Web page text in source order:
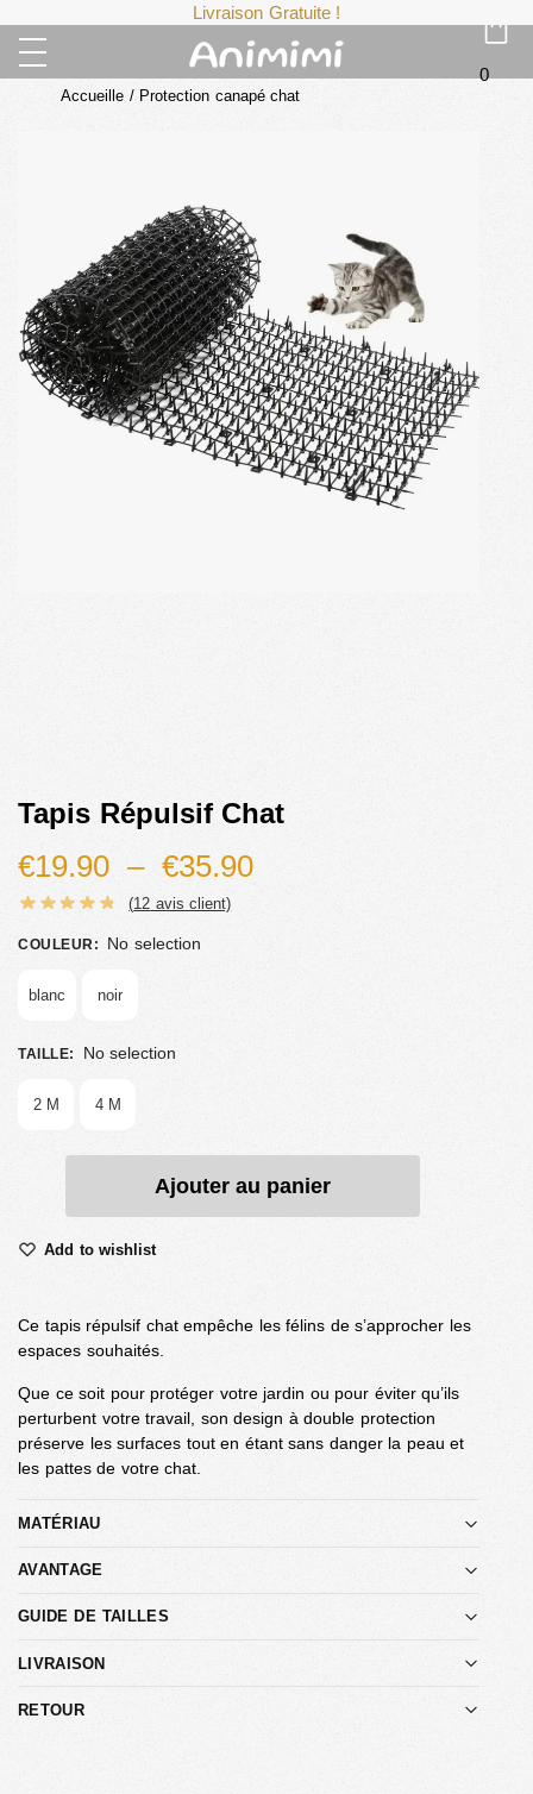
Livraison Gratuite !
0
Accueille / Protection canapé chat
Tapis Répulsif Chat
€19.90 – €35.90
(12 avis client)
COULEUR: No selection
blanc noir
TAILLE: No selection
2 M 4 M
Ajouter au panier
Add to wishlist
Ce tapis répulsif chat empêche les félins de s’approcher les
espaces souhaités.
Que ce soit pour protéger votre jardin ou pour éviter qu’ils
perturbent votre travail, son design à double protection
préserve les surfaces tout en étant sans danger la peau et
les pattes de votre chat.
MATÉRIAU
AVANTAGE
GUIDE DE TAILLES
LIVRAISON
RETOUR